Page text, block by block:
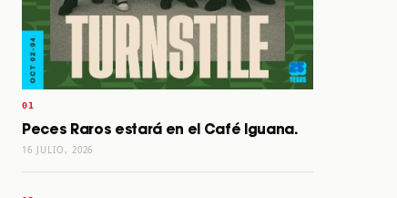
Peces Raros estará en el Café Iguana.
16 JULIO, 2026